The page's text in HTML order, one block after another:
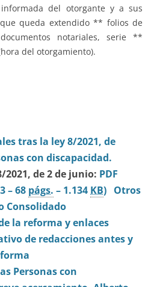
del otorgante y a sus
queda extendido ** folios de
notariales, serie **
del otorgamiento).
tras la ley 8/2021, de
con discapacidad.
2021, de 2 de junio: PDF
– 68 págs. – 1.134 KB) Otros
Consolidado
la reforma y enlaces
de redacciones antes y
Personas con